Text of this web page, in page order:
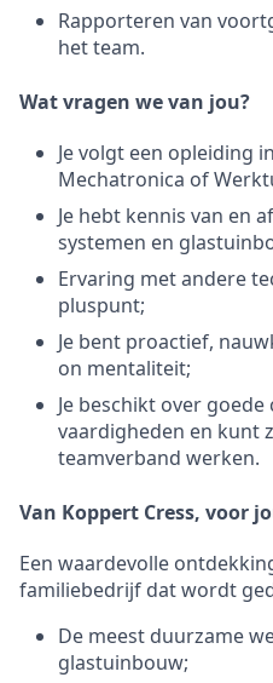
Rapporteren van
het team.
Wat vragen we van jou?
Je volgt een opleiding
Mechatronica of
Je hebt kennis van en
systemen en
Ervaring met andere
pluspunt;
Je bent proactief,
on mentaliteit;
Je beschikt over
vaardigheden en kunt
teamverband werken.
Van Koppert Cress, voor
Een waardevolle
familiebedrijf dat wordt
De meest duurzame
glastuinbouw;